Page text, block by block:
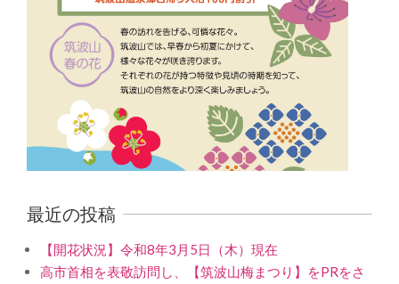
最近の投稿
【開花状況】令和8年3月5日（木）現在
高市首相を表敬訪問し、【筑波山梅まつり】をPRをさ